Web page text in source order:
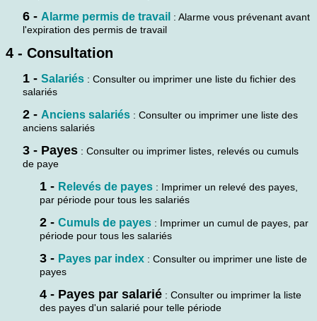
6 - Alarme permis de travail : Alarme vous prévenant avant
l'expiration des permis de travail
4 - Consultation
1 - Salariés : Consulter ou imprimer une liste du fichier des
salariés
2 - Anciens salariés : Consulter ou imprimer une liste des
anciens salariés
3 - Payes : Consulter ou imprimer listes, relevés ou cumuls
de paye
1 - Relevés de payes : Imprimer un relevé des payes,
par période pour tous les salariés
2 - Cumuls de payes : Imprimer un cumul de payes, par
période pour tous les salariés
3 - Payes par index : Consulter ou imprimer une liste de
payes
4 - Payes par salarié : Consulter ou imprimer la liste
des payes d'un salarié pour telle période